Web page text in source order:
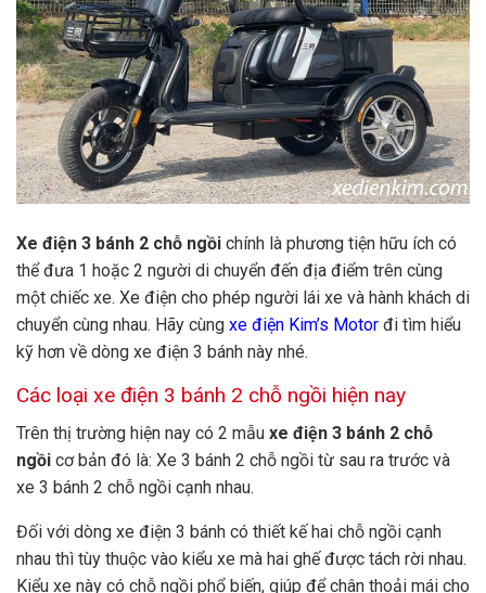
Xe điện 3 bánh 2 chỗ ngồi chính là phương tiện hữu ích có
thể đưa 1 hoặc 2 người di chuyển đến địa điểm trên cùng
một chiếc xe. Xe điện cho phép người lái xe và hành khách di
chuyển cùng nhau. Hãy cùng xe điện Kim’s Motor đi tìm hiểu
kỹ hơn về dòng xe điện 3 bánh này nhé.
Các loại xe điện 3 bánh 2 chỗ ngồi hiện nay
Trên thị trường hiện nay có 2 mẫu xe điện 3 bánh 2 chỗ
ngồi cơ bản đó là: Xe 3 bánh 2 chỗ ngồi từ sau ra trước và
xe 3 bánh 2 chỗ ngồi cạnh nhau.
Đối với dòng xe điện 3 bánh có thiết kế hai chỗ ngồi cạnh
nhau thì tùy thuộc vào kiểu xe mà hai ghế được tách rời nhau.
Kiểu xe này có chỗ ngồi phổ biến, giúp để chân thoải mái cho